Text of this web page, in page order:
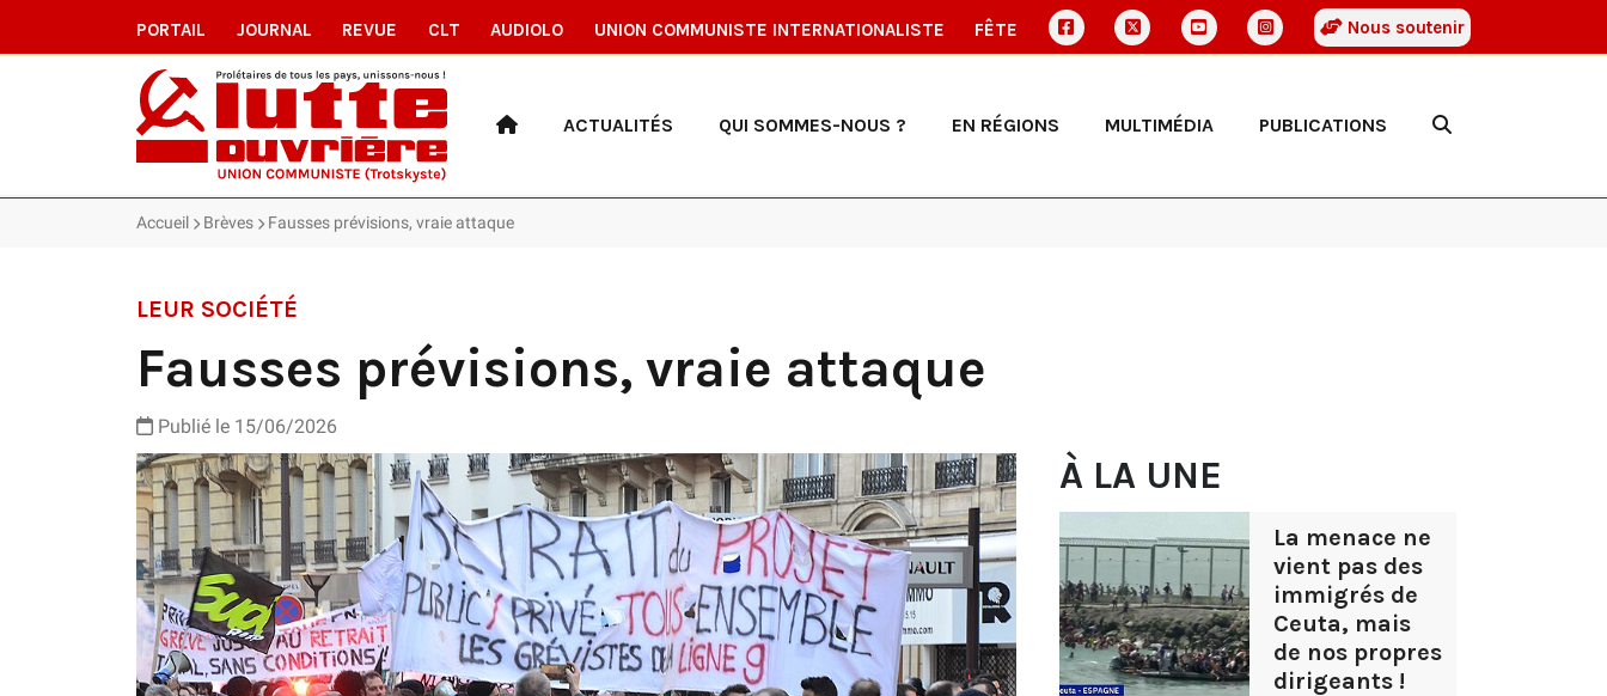
PORTAIL JOURNAL REVUE CLT AUDIOLO UNION COMMUNISTE INTERNATIONALISTE FÊTE Nous soutenir
ACTUALITÉS QUI SOMMES-NOUS ? EN RÉGIONS MULTIMÉDIA PUBLICATIONS
Accueil Brèves Fausses prévisions, vraie attaque
LEUR SOCIÉTÉ
Fausses prévisions, vraie attaque
Publié le 15/06/2026
À LA UNE
La menace ne
vient pas des
immigrés de
Ceuta, mais
de nos propres
dirigeants !